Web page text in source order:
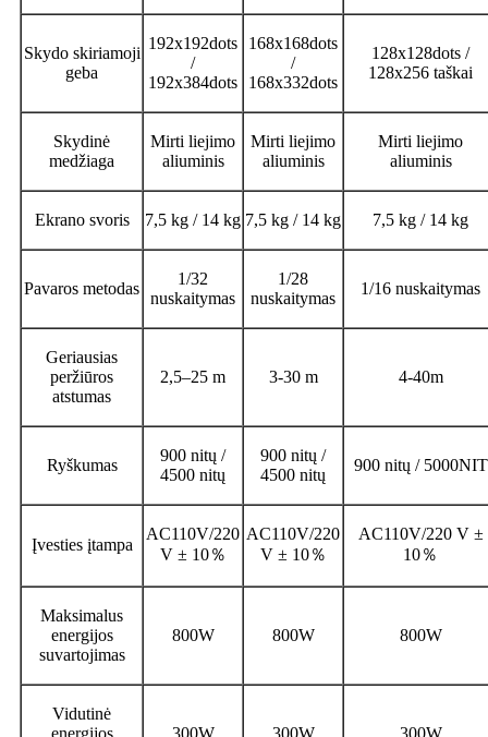
Skydo skiriamoji
geba
192x192dots
/
192x384dots
168x168dots
/
168x332dots
128x128dots /
128x256 taškai
Skydinė
medžiaga
Mirti liejimo
aliuminis
Mirti liejimo
aliuminis
Mirti liejimo
aliuminis
Ekrano svoris 7,5 kg / 14 kg 7,5 kg / 14 kg 7,5 kg / 14 kg
Pavaros metodas
1/32
nuskaitymas
1/28
nuskaitymas
1/16 nuskaitymas
Geriausias
peržiūros
atstumas
2,5–25 m 3-30 m 4-40m
Ryškumas
900 nitų /
4500 nitų
900 nitų /
4500 nitų
900 nitų / 5000NIT
Įvesties įtampa
AC110V/220
V ± 10％
AC110V/220
V ± 10％
AC110V/220 V ±
10％
Maksimalus
energijos
suvartojimas
800W 800W 800W
Vidutinė
energijos
300W 300W 300W